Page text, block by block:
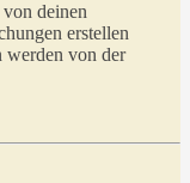
deinen
erstellen
werden von der